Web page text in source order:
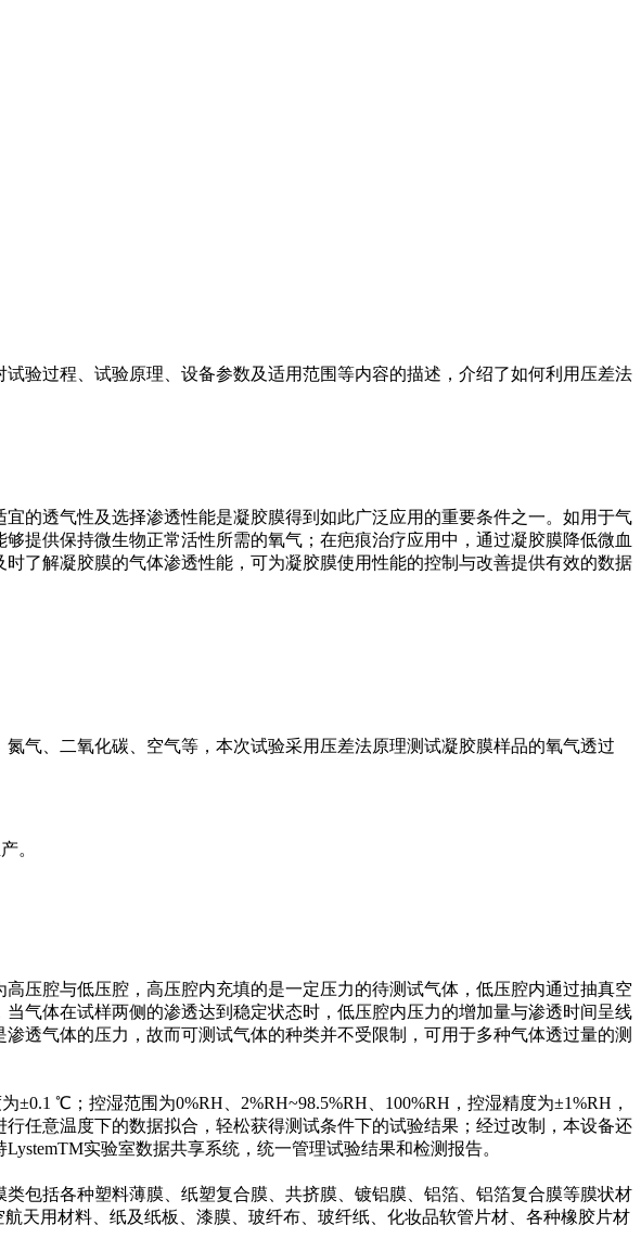
验过程、试验原理、设备参数及适用范围等内容的描述，介绍了如何利用压差法
的透气性及选择渗透性能是凝胶膜得到如此广泛应用的重要条件之一。如用于气
提供保持微生物正常活性所需的氧气；在疤痕治疗应用中，通过凝胶膜降低微血
了解凝胶膜的气体渗透性能，可为凝胶膜使用性能的控制与改善提供有效的数据
气、二氧化碳、空气等，本次试验采用压差法原理测试凝胶膜样品的氧气透过
。
压腔与低压腔，高压腔内充填的是一定压力的待测试气体，低压腔内通过抽真空
气体在试样两侧的渗透达到稳定状态时，低压腔内压力的增加量与渗透时间呈线
透气体的压力，故而可测试气体的种类并不受限制，可用于多种气体透过量的测
±0.1 ℃；控湿范围为0%RH、2%RH~98.5%RH、100%RH，控湿精度为±1%RH，
任意温度下的数据拟合，轻松获得测试条件下的试验结果；经过改制，本设备还
实验室数据共享系统，统一管理试验结果和检测报告。
包括各种塑料薄膜、纸塑复合膜、共挤膜、镀铝膜、铝箔、铝箔复合膜等膜状材
天用材料、纸及纸板、漆膜、玻纤布、玻纤纸、化妆品软管片材、各种橡胶片材